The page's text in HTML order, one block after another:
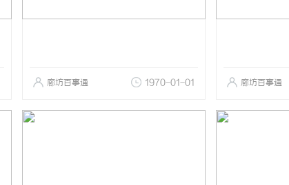
廊坊百事通 1970-01-01 廊坊百事通